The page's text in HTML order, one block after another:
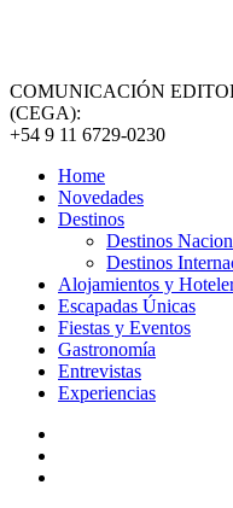
COMUNICACIÓN
(CEGA):
+54 9 11 6729-0230
Home
Novedades
Destinos
Destinos
Destinos
Alojamientos y
Escapadas Únicas
Fiestas y Eventos
Gastronomía
Entrevistas
Experiencias